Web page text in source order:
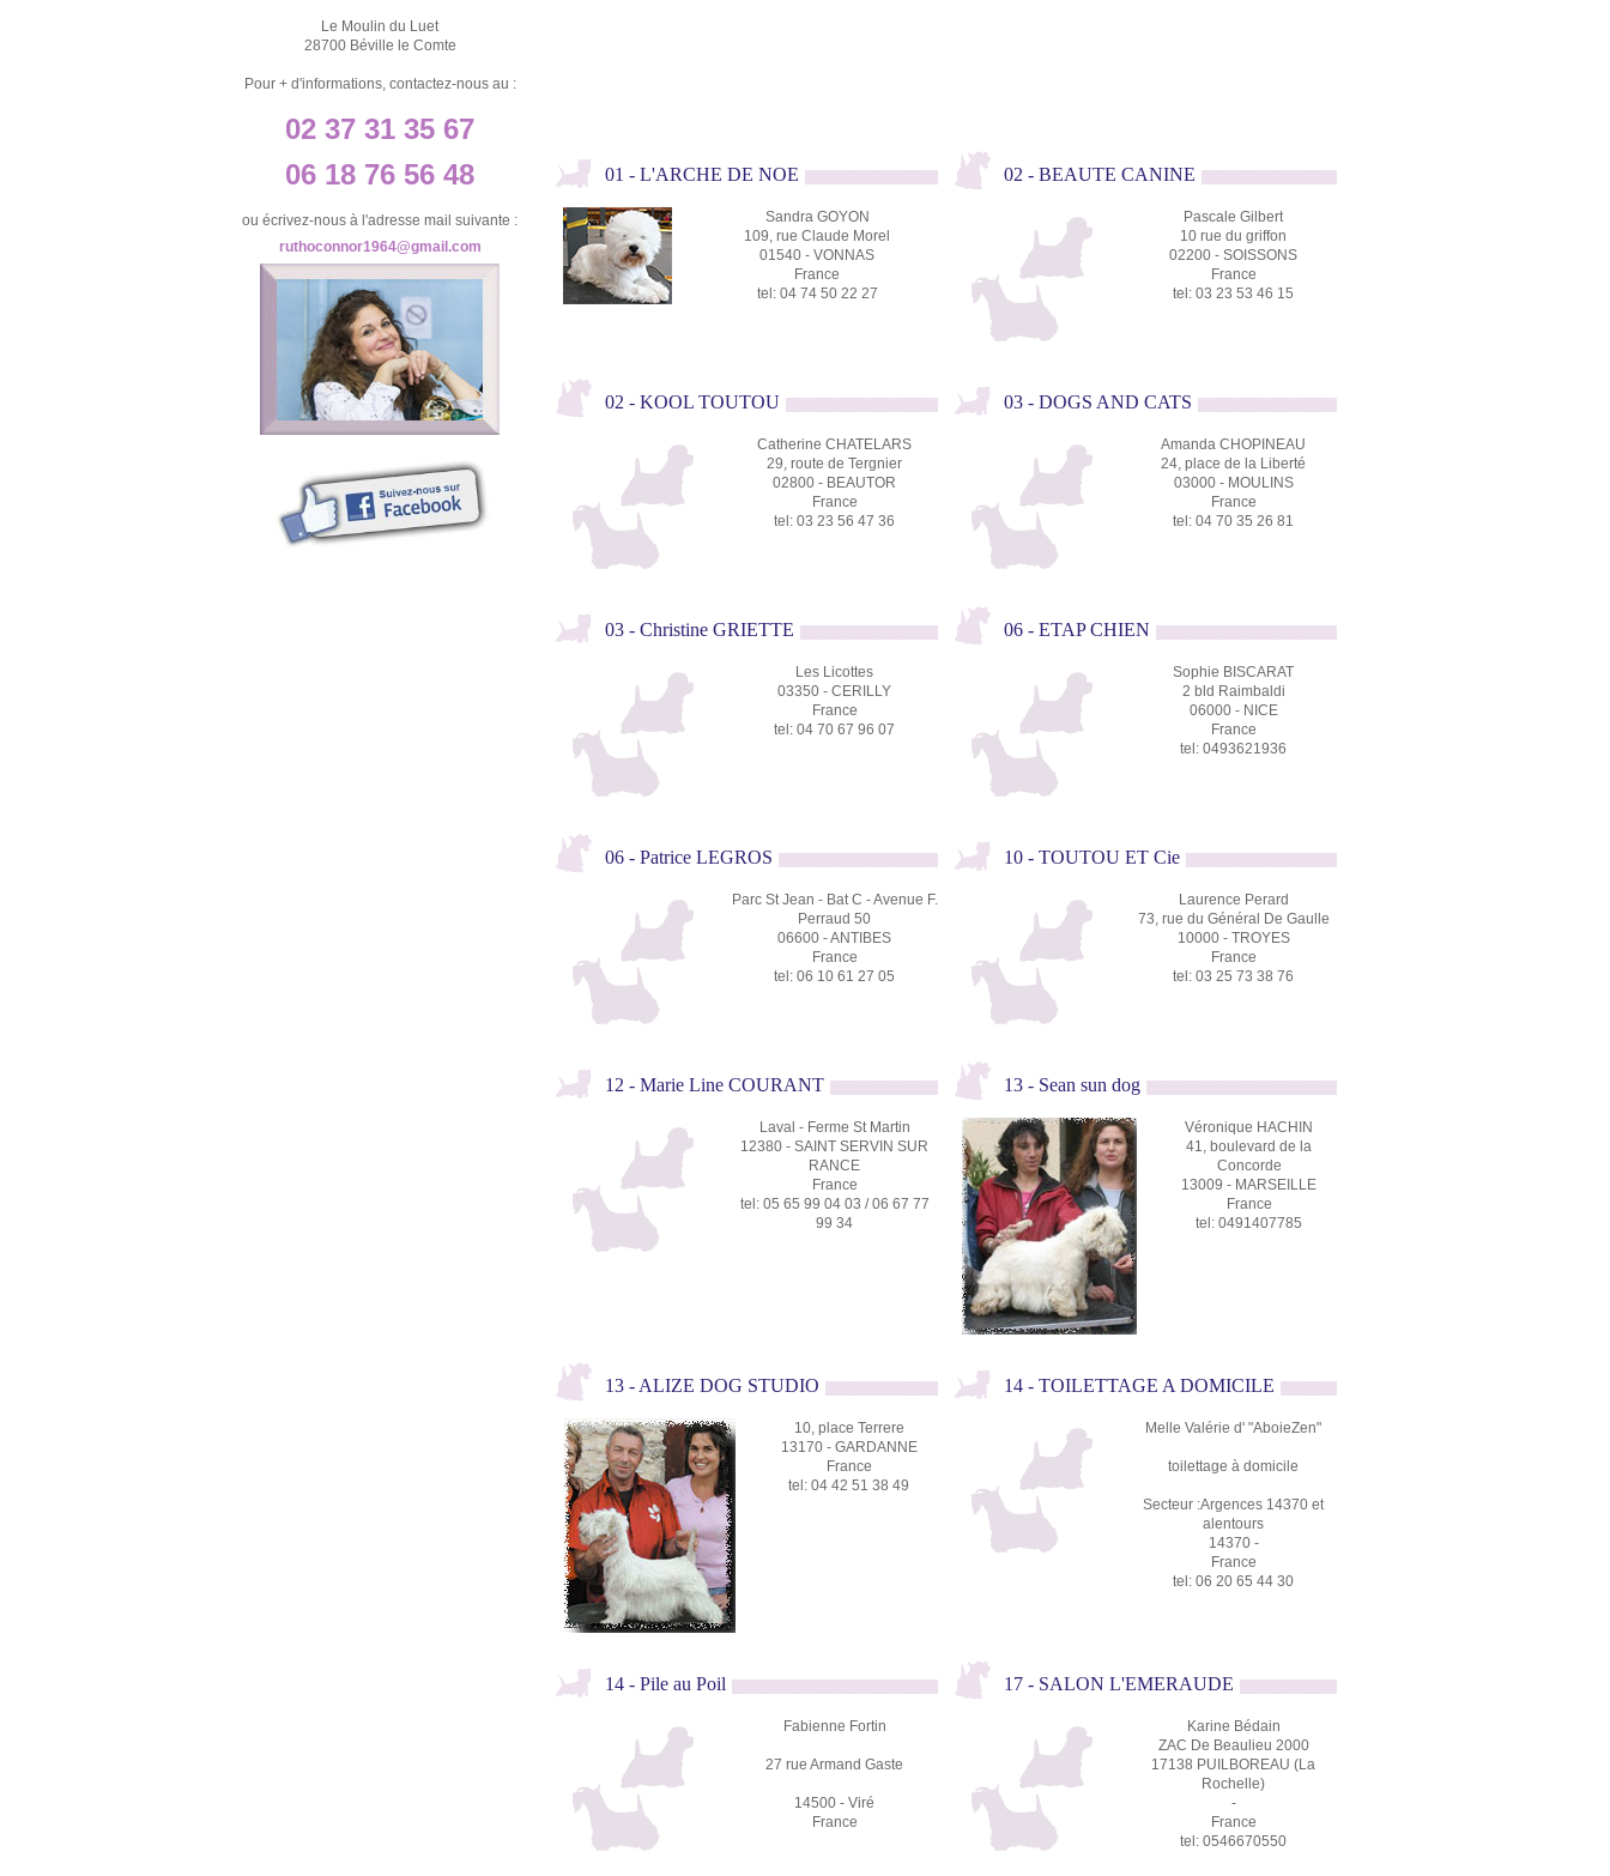
Le Moulin du Luet
28700 Béville le Comte
Pour + d'informations, contactez-nous au :
02 37 31 35 67
06 18 76 56 48
ou écrivez-nous à l'adresse mail suivante :
ruthoconnor1964@gmail.com
01 - L'ARCHE DE NOE
Sandra GOYON
109, rue Claude Morel
01540 - VONNAS
France
tel: 04 74 50 22 27
02 - BEAUTE CANINE
Pascale Gilbert
10 rue du griffon
02200 - SOISSONS
France
tel: 03 23 53 46 15
02 - KOOL TOUTOU
Catherine CHATELARS
29, route de Tergnier
02800 - BEAUTOR
France
tel: 03 23 56 47 36
03 - DOGS AND CATS
Amanda CHOPINEAU
24, place de la Liberté
03000 - MOULINS
France
tel: 04 70 35 26 81
03 - Christine GRIETTE
Les Licottes
03350 - CERILLY
France
tel: 04 70 67 96 07
06 - ETAP CHIEN
Sophie BISCARAT
2 bld Raimbaldi
06000 - NICE
France
tel: 0493621936
06 - Patrice LEGROS
Parc St Jean - Bat C - Avenue F.
Perraud 50
06600 - ANTIBES
France
tel: 06 10 61 27 05
10 - TOUTOU ET Cie
Laurence Perard
73, rue du Général De Gaulle
10000 - TROYES
France
tel: 03 25 73 38 76
12 - Marie Line COURANT
Laval - Ferme St Martin
12380 - SAINT SERVIN SUR
RANCE
France
tel: 05 65 99 04 03 / 06 67 77
99 34
13 - Sean sun dog
Véronique HACHIN
41, boulevard de la
Concorde
13009 - MARSEILLE
France
tel: 0491407785
13 - ALIZE DOG STUDIO
10, place Terrere
13170 - GARDANNE
France
tel: 04 42 51 38 49
14 - TOILETTAGE A DOMICILE
Melle Valérie d' "AboieZen"
toilettage à domicile
Secteur :Argences 14370 et
alentours
14370 -
France
tel: 06 20 65 44 30
14 - Pile au Poil
Fabienne Fortin
27 rue Armand Gaste
14500 - Viré
France
17 - SALON L'EMERAUDE
Karine Bédain
ZAC De Beaulieu 2000
17138 PUILBOREAU (La
Rochelle)
-
France
tel: 0546670550